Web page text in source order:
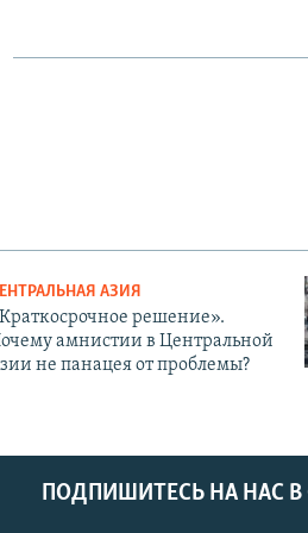
АЗИЯ
решение».
амнистии в Центральной
не панацея от проблемы?
ПОДПИШИТЕСЬ НА НАС В